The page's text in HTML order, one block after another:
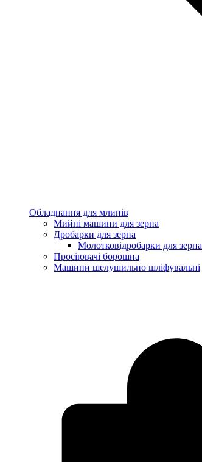
Обладнання для млинів
Мийні машини для зерна
Дробарки для зерна
Молотковідробарки для зерна
Просіювачі борошна
Машини шелушильно шліфувальні